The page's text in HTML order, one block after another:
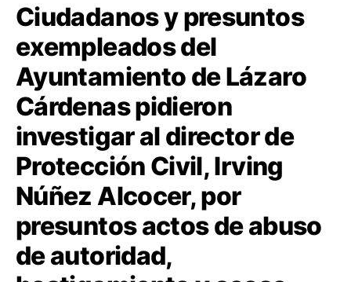
Ciudadanos y presuntos
exempleados del
Ayuntamiento de Lázaro
Cárdenas pidieron
investigar al director de
Protección Civil, Irving
Núñez Alcocer, por
presuntos actos de abuso
de autoridad,